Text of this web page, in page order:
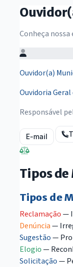
Conheça
Ouvidor(a)
Ouvidoria
Responsável
E-mail
Tipos de
Tipos de
Reclamação—
Denúncia—
Sugestão—
Elogio—
Solicitação—